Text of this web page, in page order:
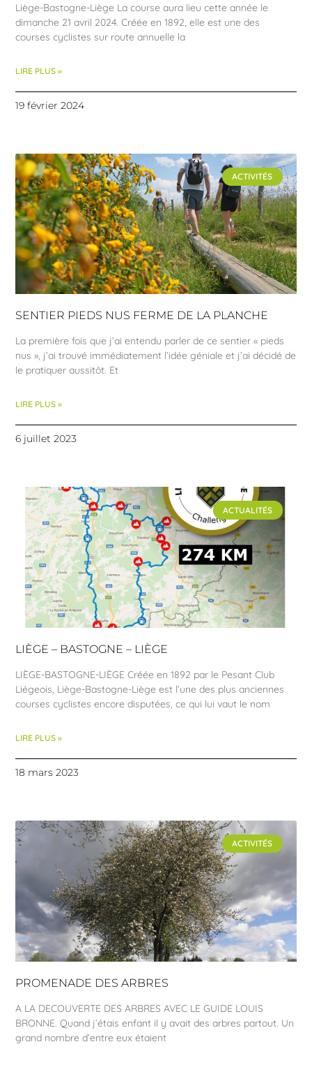
Liège-Bastogne-Liège La course aura lieu cette année le
dimanche 21 avril 2024. Créée en 1892, elle est une des
courses cyclistes sur route annuelle la
LIRE PLUS »
19 février 2024
ACTIVITÉS
SENTIER PIEDS NUS FERME DE LA PLANCHE
La première fois que j’ai entendu parler de ce sentier « pieds
nus », j’ai trouvé immédiatement l’idée géniale et j’ai décidé de
le pratiquer aussitôt. Et
LIRE PLUS »
6 juillet 2023
ACTUALITÉS
LIÈGE – BASTOGNE – LIÈGE
LIÈGE-BASTOGNE-LIÈGE Créée en 1892 par le Pesant Club
Liégeois, Liège-Bastogne-Liège est l’une des plus anciennes
courses cyclistes encore disputées, ce qui lui vaut le nom
LIRE PLUS »
18 mars 2023
ACTIVITÉS
PROMENADE DES ARBRES
A LA DECOUVERTE DES ARBRES AVEC LE GUIDE LOUIS
BRONNE. Quand j’étais enfant il y avait des arbres partout. Un
grand nombre d’entre eux étaient